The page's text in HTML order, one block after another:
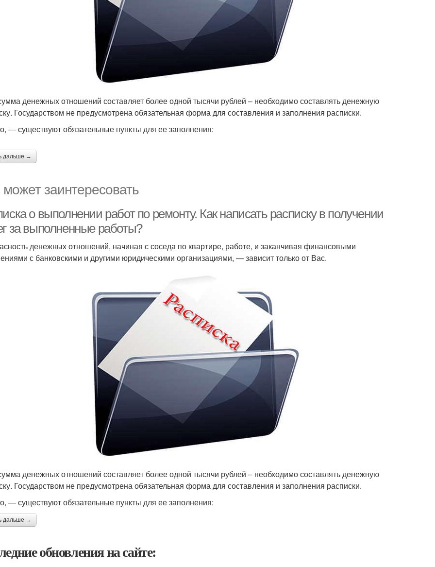
денежных отношений составляет более одной тысячи рублей – необходимо составлять денежную
Государством не предусмотрена обязательная форма для составления и заполнения расписки.
— существуют обязательные пункты для ее заполнения:
дальше →
заинтересовать
о выполнении работ по ремонту. Как написать расписку в получении
за выполненные работы?
денежных отношений, начиная с соседа по квартире, работе, и заканчивая финансовыми
с банковскими и другими юридическими организациями, — зависит только от Вас.
денежных отношений составляет более одной тысячи рублей – необходимо составлять денежную
Государством не предусмотрена обязательная форма для составления и заполнения расписки.
— существуют обязательные пункты для ее заполнения:
дальше →
обновления на сайте: